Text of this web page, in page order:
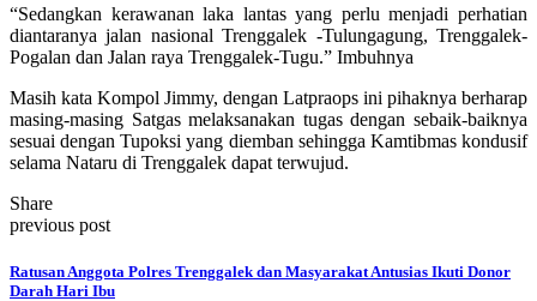
“Sedangkan kerawanan laka lantas yang perlu menjadi perhatian
diantaranya jalan nasional Trenggalek -Tulungagung, Trenggalek-
Pogalan dan Jalan raya Trenggalek-Tugu.” Imbuhnya
Masih kata Kompol Jimmy, dengan Latpraops ini pihaknya berharap
masing-masing Satgas melaksanakan tugas dengan sebaik-baiknya
sesuai dengan Tupoksi yang diemban sehingga Kamtibmas kondusif
selama Nataru di Trenggalek dapat terwujud.
Share
previous post
Ratusan Anggota Polres Trenggalek dan Masyarakat Antusias Ikuti Donor
Darah Hari Ibu